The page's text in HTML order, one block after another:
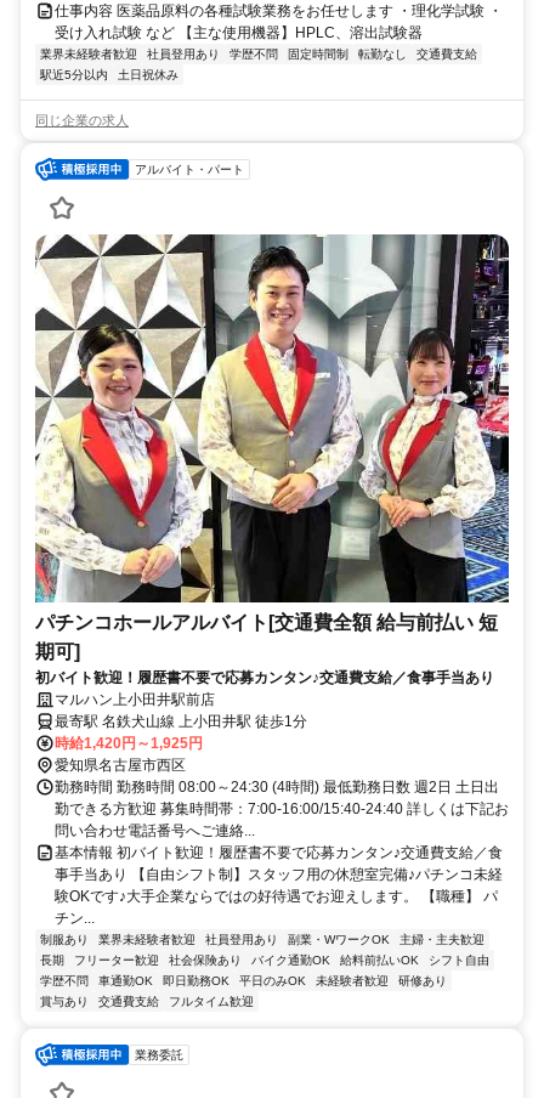
仕事内容 医薬品原料の各種試験業務をお任せします ・理化学試験 ・
受け入れ試験 など 【主な使用機器】HPLC、溶出試験器
業界未経験者歓迎 社員登用あり 学歴不問 固定時間制 転勤なし
交通費支給
駅近5分以内
土日祝休み
同じ企業の求人
アルバイト・パート
パチンコホールアルバイト[交通費全額 給与前払い 短
期可]
初バイト歓迎！履歴書不要で応募カンタン♪交通費支給／食事手当あり
マルハン上小田井駅前店
最寄駅 名鉄犬山線 上小田井駅 徒歩1分
時給1,420円～1,925円
愛知県名古屋市西区
勤務時間 勤務時間 08:00～24:30 (4時間) 最低勤務日数 週2日 土日出
勤できる方歓迎 募集時間帯：7:00-16:00/15:40-24:40 詳しくは下記お
問い合わせ電話番号へご連絡...
基本情報 初バイト歓迎！履歴書不要で応募カンタン♪交通費支給／食
事手当あり 【自由シフト制】スタッフ用の休憩室完備♪パチンコ未経
験OKです♪大手企業ならではの好待遇でお迎えします。 【職種】 パ
チン...
制服あり 業界未経験者歓迎 社員登用あり 副業・WワークOK
主婦・主夫歓迎
長期
フリーター歓迎 社会保険あり バイク通勤OK 給料前払いOK
シフト自由
学歴不問
車通勤OK 即日勤務OK 平日のみOK 未経験者歓迎
研修あり
賞与あり
交通費支給 フルタイム歓迎
業務委託